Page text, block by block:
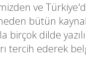
ve
bütün
birçok dilde
tercih ederek